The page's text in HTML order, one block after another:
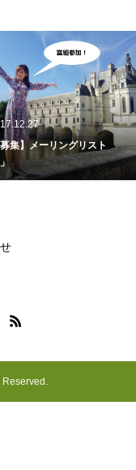
2024.03.23
とみラインを小さく再開しま